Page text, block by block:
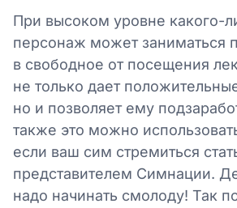
При высоком уровне какого-
персонаж может заниматься
в свободное от посещения
не только дает
но и позволяет ему
также это можно
если ваш сим стремиться
представителем Симнации.
надо начинать смолоду! Так